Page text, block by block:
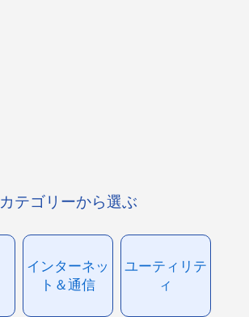
カテゴリーから選ぶ
インターネッ
ト＆通信
ユーティリテ
ィ